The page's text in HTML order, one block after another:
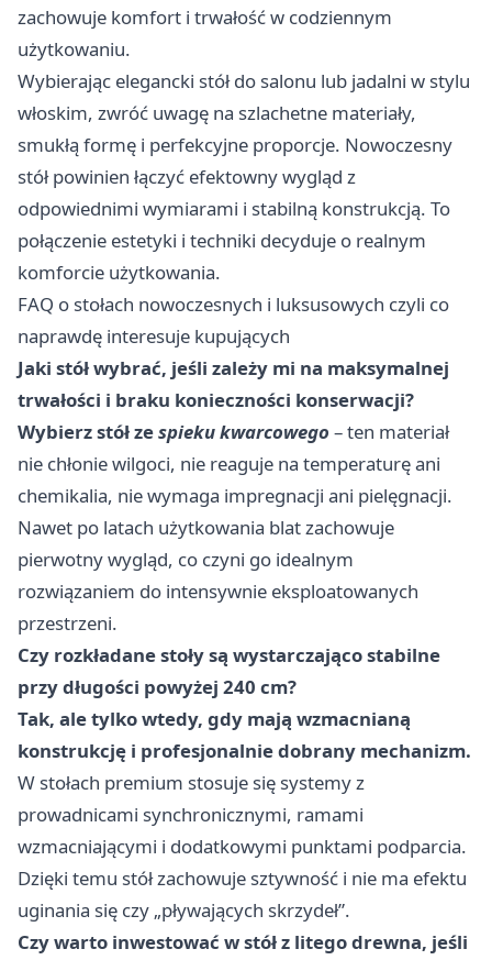
zachowuje komfort i trwałość w codziennym
użytkowaniu.
Wybierając elegancki stół do salonu lub jadalni w stylu
włoskim, zwróć uwagę na szlachetne materiały,
smukłą formę i perfekcyjne proporcje. Nowoczesny
stół powinien łączyć efektowny wygląd z
odpowiednimi wymiarami i stabilną konstrukcją. To
połączenie estetyki i techniki decyduje o realnym
komforcie użytkowania.
FAQ o stołach nowoczesnych i luksusowych czyli co
naprawdę interesuje kupujących
Jaki stół wybrać, jeśli zależy mi na maksymalnej
trwałości i braku konieczności konserwacji?
Wybierz stół zespieku kwarcowego – ten materiał
nie chłonie wilgoci, nie reaguje na temperaturę ani
chemikalia, nie wymaga impregnacji ani pielęgnacji.
Nawet po latach użytkowania blat zachowuje
pierwotny wygląd, co czyni go idealnym
rozwiązaniem do intensywnie eksploatowanych
przestrzeni.
Czy rozkładane stoły są wystarczająco stabilne
przy długości powyżej 240 cm?
Tak, ale tylko wtedy, gdy mają wzmacnianą
konstrukcję i profesjonalnie dobrany mechanizm.
W stołach premium stosuje się systemy z
prowadnicami synchronicznymi, ramami
wzmacniającymi i dodatkowymi punktami podparcia.
Dzięki temu stół zachowuje sztywność i nie ma efektu
uginania się czy „pływających skrzydeł”.
Czy warto inwestować w stół z litego drewna, jeśli